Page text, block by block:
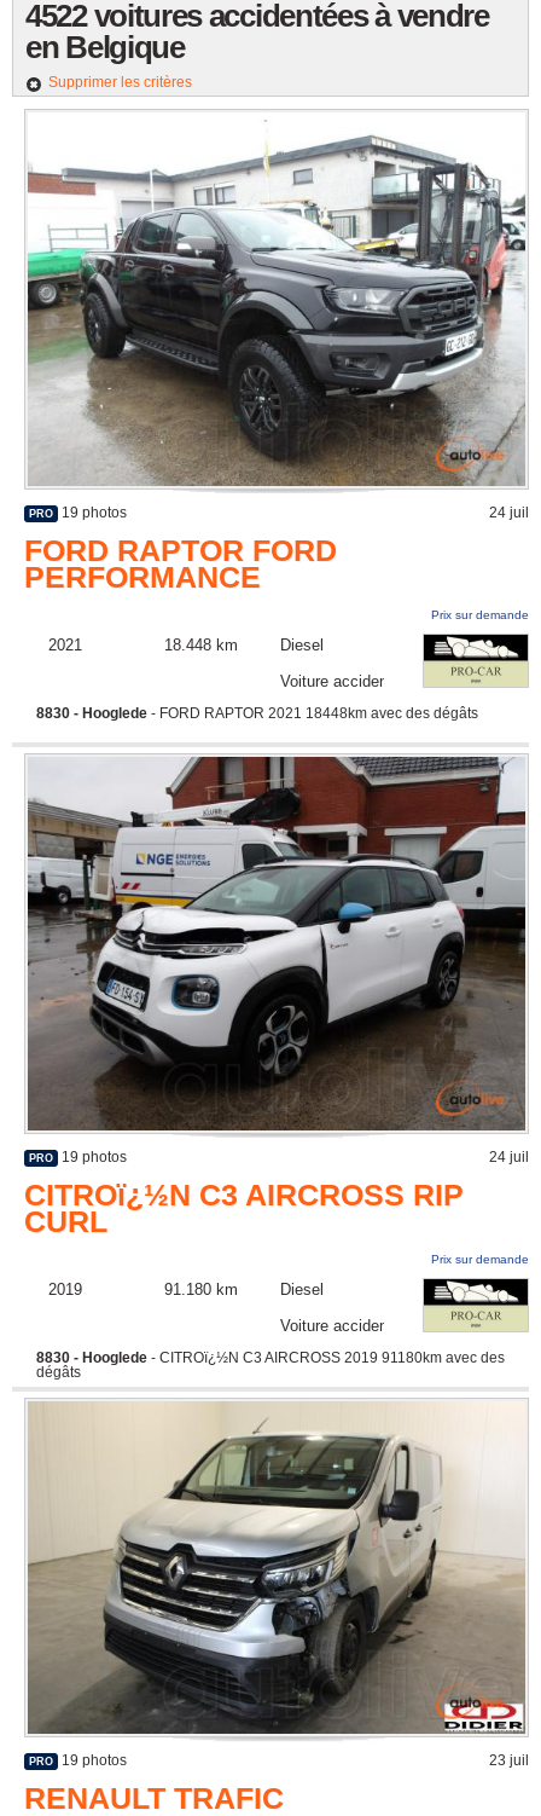
4522 voitures accidentées à vendre
en Belgique
Supprimer les critères
PRO 19 photos 24 juil
FORD RAPTOR FORD
PERFORMANCE
Prix sur demande
2021 18.448 km
Diesel
Voiture accidentée
8830 - Hooglede - FORD RAPTOR 2021 18448km avec des dégâts
PRO 19 photos 24 juil
CITROï¿½N C3 AIRCROSS RIP
CURL
Prix sur demande
2019 91.180 km
Diesel
Voiture accidentée
8830 - Hooglede - CITROï¿½N C3 AIRCROSS 2019 91180km avec des
dégâts
PRO 19 photos 23 juil
RENAULT TRAFIC